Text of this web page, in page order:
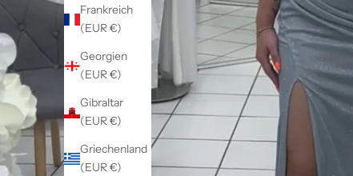
Frankreich
(EUR €)
Georgien
(EUR €)
Gibraltar
(EUR €)
Griechenland
(EUR €)